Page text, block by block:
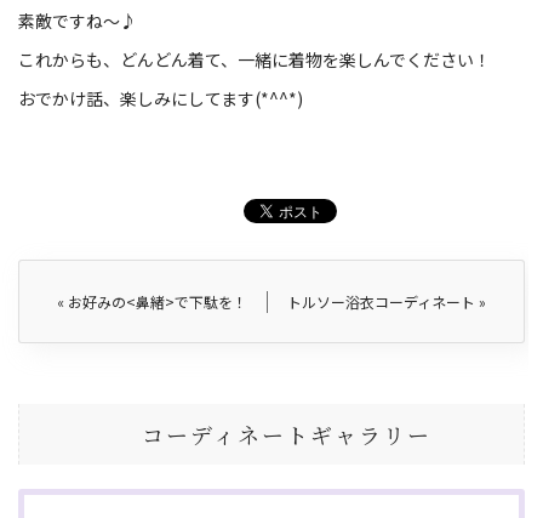
素敵ですね～♪
これからも、どんどん着て、一緒に着物を楽しんでください！
おでかけ話、楽しみにしてます(*^^*)
« お好みの<鼻緒>で下駄を！ トルソー浴衣コーディネート »
コーディネートギャラリー